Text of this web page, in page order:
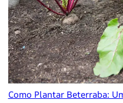
Como Plantar Beterraba: